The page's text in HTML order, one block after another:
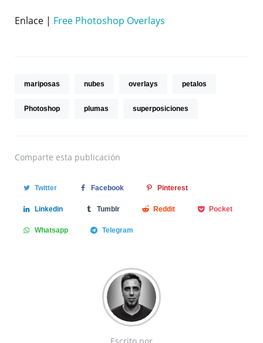
Enlace | Free Photoshop Overlays
mariposas nubes overlays petalos
Photoshop plumas superposiciones
Comparte esta publicación
Twitter Facebook Pinterest
Linkedin Tumblr Reddit Pocket
Whatsapp Telegram